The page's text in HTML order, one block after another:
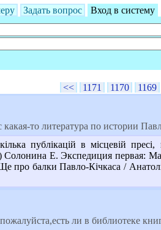
Задать вопрос
Вход в систему
<< 1171 1170 1169
какая-то литература по истории
публікацій в місцевій
Солонина Е. Экспедиция первая:
балки Павло-Кічкаса /
ли в библиотеке